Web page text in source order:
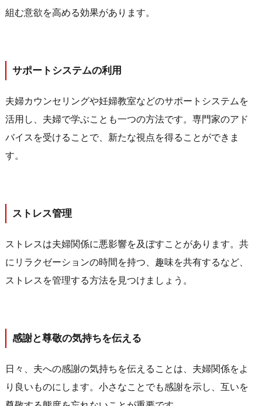
組む意欲を高める効果があります。
サポートシステムの利用
夫婦カウンセリングや妊婦教室などのサポートシステムを
活用し、夫婦で学ぶことも一つの方法です。専門家のアド
バイスを受けることで、新たな視点を得ることができま
す。
ストレス管理
ストレスは夫婦関係に悪影響を及ぼすことがあります。共
にリラクゼーションの時間を持つ、趣味を共有するなど、
ストレスを管理する方法を見つけましょう。
感謝と尊敬の気持ちを伝える
日々、夫への感謝の気持ちを伝えることは、夫婦関係をよ
り良いものにします。小さなことでも感謝を示し、互いを